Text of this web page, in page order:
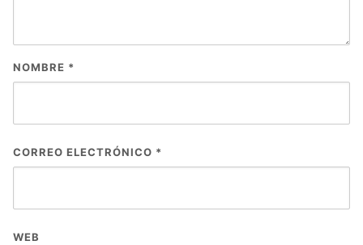
NOMBRE *
CORREO ELECTRÓNICO *
WEB